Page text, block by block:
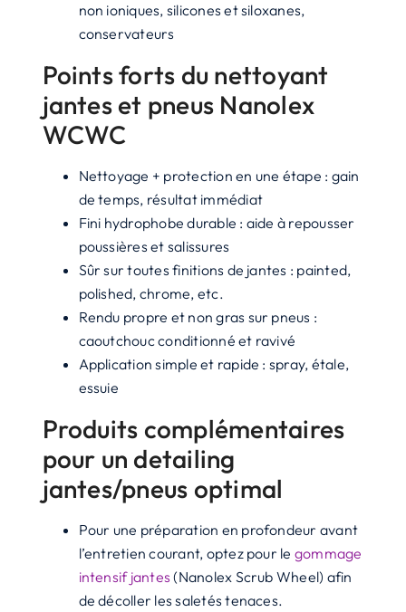
non ioniques, silicones et siloxanes,
conservateurs
Points forts du nettoyant
jantes et pneus Nanolex
WCWC
Nettoyage + protection en une étape : gain
de temps, résultat immédiat
Fini hydrophobe durable : aide à repousser
poussières et salissures
Sûr sur toutes finitions de jantes : painted,
polished, chrome, etc.
Rendu propre et non gras sur pneus :
caoutchouc conditionné et ravivé
Application simple et rapide : spray, étale,
essuie
Produits complémentaires
pour un detailing
jantes/pneus optimal
Pour une préparation en profondeur avant
l’entretien courant, optez pour le gommage
intensif jantes (Nanolex Scrub Wheel) afin
de décoller les saletés tenaces.